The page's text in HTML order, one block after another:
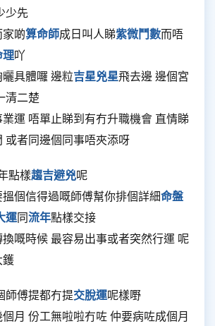
少先
啲算命師成日叫人睇紫微鬥數而唔
理吖
具體囉 邊粒吉星兇星飛去邊 邊個宮
清二楚
運 唔單止睇到有冇升職機會 直情睇
或者同邊個同事唔夾添呀
點樣趨吉避兇呢
個信得過嘅師傅幫你排個詳細命盤
運同流年點樣交接
嘅時候 最容易出事或者突然行運 呢
鑊
師傅提都冇提交脫運呢樣嘢
月 份工無啦啦冇咗 仲要病咗成個月